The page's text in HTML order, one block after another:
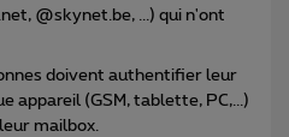
@skynet.be, ...) qui n'ont
doivent authentifier leur
appareil (GSM, tablette, PC,...)
mailbox.